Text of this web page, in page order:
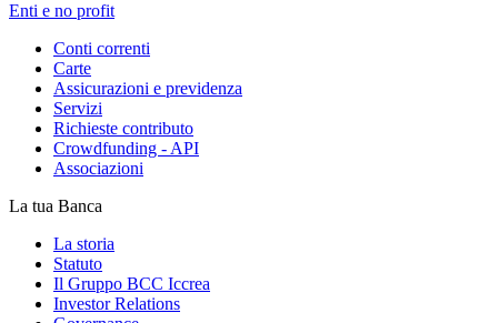
Enti e no profit
Conti correnti
Carte
Assicurazioni e previdenza
Servizi
Richieste contributo
Crowdfunding - API
Associazioni
La tua Banca
La storia
Statuto
Il Gruppo BCC Iccrea
Investor Relations